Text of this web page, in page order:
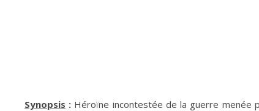
Synopsis : Héroïne incontestée de la guerre menée